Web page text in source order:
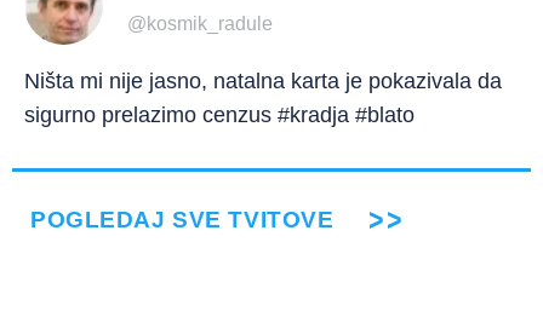
@kosmik_radule
Ništa mi nije jasno, natalna karta je pokazivala da
sigurno prelazimo cenzus #kradja #blato
POGLEDAJ SVE TVITOVE